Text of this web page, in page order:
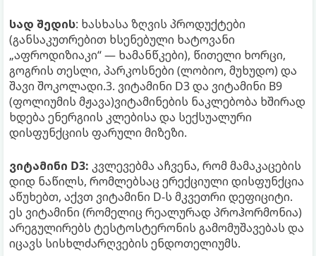
სად შედის: ხასხასა ზღვის პროდუქტები
(განსაკუთრებით ხსენებული ხატოვანი
„აფროდიზიაკი“ — ხამანწკები), წითელი ხორცი,
გოგრის თესლი, პარკოსნები (ლობიო, მუხუდო) და
შავი შოკოლადი.3. ვიტამინი D3 და ვიტამინი B9
(ფოლიუმის მჟავა)ვიტამინების ნაკლებობა ხშირად
ხდება ენერგიის კლებისა და სექსუალური
დისფუნქციის ფარული მიზეზი.
ვიტამინი D3: კვლევებმა აჩვენა, რომ მამაკაცების
დიდ ნაწილს, რომლებსაც ერექციული დისფუნქცია
აწუხებთ, აქვთ ვიტამინი D-ს მკვეთრი დეფიციტი.
ეს ვიტამინი (რომელიც რეალურად პროჰორმონია)
არეგულირებს ტესტოსტერონის გამომუშავებას და
იცავს სისხლძარღვების ენდოთელიუმს.